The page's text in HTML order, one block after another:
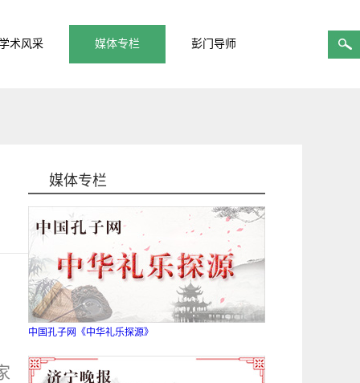
术风采 媒体专栏 彭门导师
媒体专栏
中国孔子网《中华礼乐探源》